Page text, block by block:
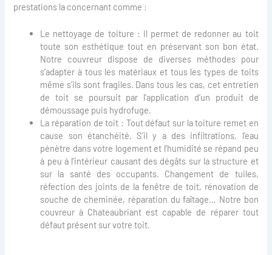
prestations la concernant comme :
Le nettoyage de toiture : Il permet de redonner au toit
toute son esthétique tout en préservant son bon état.
Notre couvreur dispose de diverses méthodes pour
s’adapter à tous les matériaux et tous les types de toits
même s’ils sont fragiles. Dans tous les cas, cet entretien
de toit se poursuit par l’application d’un produit de
démoussage puis hydrofuge.
La réparation de toit : Tout défaut sur la toiture remet en
cause son étanchéité. S’il y a des infiltrations, l’eau
pénètre dans votre logement et l’humidité se répand peu
à peu à l’intérieur causant des dégâts sur la structure et
sur la santé des occupants. Changement de tuiles,
réfection des joints de la fenêtre de toit, rénovation de
souche de cheminée, réparation du faîtage… Notre bon
couvreur à Chateaubriant est capable de réparer tout
défaut présent sur votre toit.